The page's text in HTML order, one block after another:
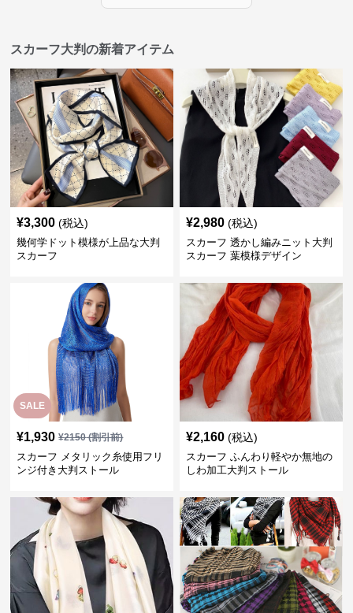
スカーフ大判の新着アイテム
¥3,300 (税込)
幾何学ドット模様が上品な大判
スカーフ
¥2,980 (税込)
スカーフ 透かし編みニット大判
スカーフ 葉模様デザイン
SALE
¥1,930 ¥2150(割引前)
スカーフ メタリック糸使用フリ
ンジ付き大判ストール
¥2,160 (税込)
スカーフ ふんわり軽やか無地の
しわ加工大判ストール